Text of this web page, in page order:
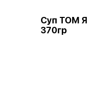
Суп ТОМ
370гр